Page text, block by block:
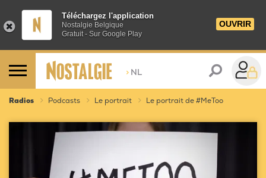
Téléchargez l'application
Nostalgie Belgique
Gratuit - Sur Google Play
OUVRIR
> NL
Radios Podcasts Le portrait Le portrait de #MeToo